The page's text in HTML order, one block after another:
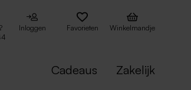
Inloggen Favorieten Winkelmandje
Cadeaus Zakelijk